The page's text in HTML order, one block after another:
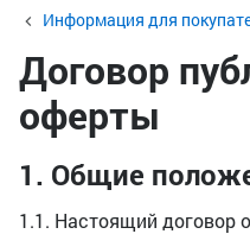
Информация для
Договор
оферты
1. Общие
1.1. Настоящий договор